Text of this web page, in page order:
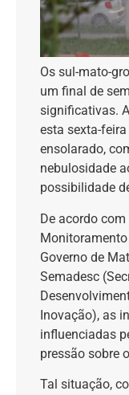
Os sul-mato-
um final de
significativas.
esta sexta-
ensolarado,
nebulosidade
possibilidade
De acordo com
Governo de
Semadesc
Inovação), as
influenciadas
pressão sobre
Tal situação,